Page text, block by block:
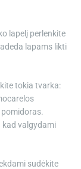
lapelį perlenkite
lapams likti
tokia tvarka:
kad valgydami
sudėkite